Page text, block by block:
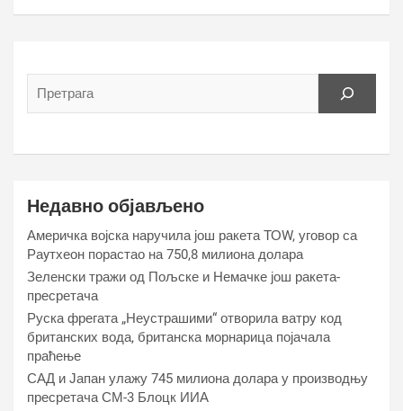
Недавно објављено
Америчка војска наручила још ракета ТОW, уговор са
Раyтхеон порастао на 750,8 милиона долара
Зеленски тражи од Пољске и Немачке још ракета-
пресретача
Руска фрегата „Неустрашими“ отворила ватру код
британских вода, британска морнарица појачала
праћење
САД и Јапан улажу 745 милиона долара у производњу
пресретача СМ-3 Блоцк ИИА